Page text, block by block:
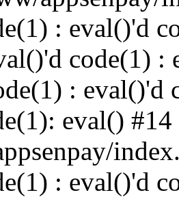
: eval()'d
code(1) :
: eval()'d
eval() #14
: eval()'d